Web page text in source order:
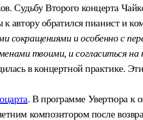
Судьбу Второго концерта
автору обратился пианист и
сокращениями и особенно с
твоими, и согласиться на
в концертной практике.
. В программе Увертюра к
композитором после